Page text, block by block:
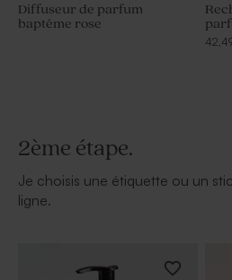
Diffuseur de parfum
baptême rose
2ème étape.
Je choisis une étiquette ou un
ligne.